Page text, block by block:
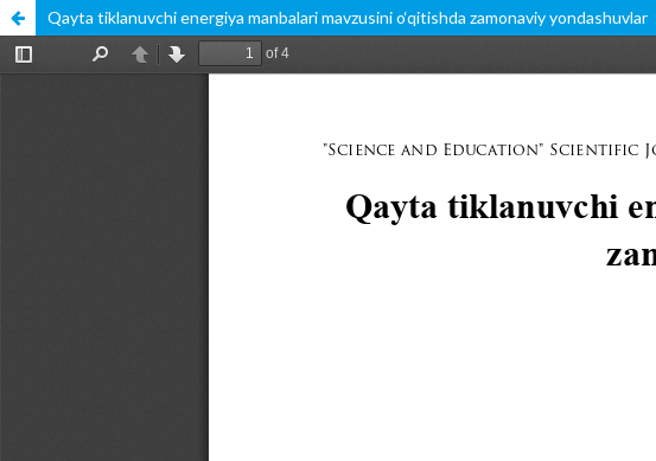
Qayta tiklanuvchi energiya manbalari mavzusini o‘qitishda zamonaviy yondashuvlar